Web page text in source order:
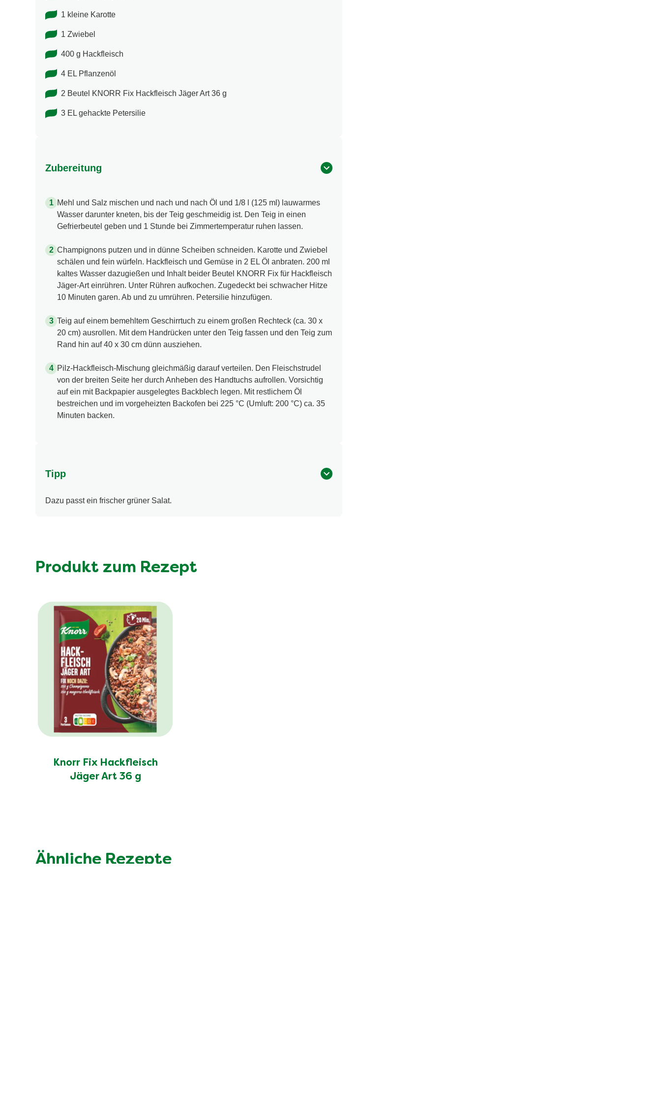
1 kleine Karotte
1 Zwiebel
400 g Hackfleisch
4 EL Pflanzenöl
2 Beutel KNORR Fix Hackfleisch Jäger Art 36 g
3 EL gehackte Petersilie
Zubereitung
Mehl und Salz mischen und nach und nach Öl und 1/8 l (125 ml) lauwarmes
Wasser darunter kneten, bis der Teig geschmeidig ist. Den Teig in einen
Gefrierbeutel geben und 1 Stunde bei Zimmertemperatur ruhen lassen.
Champignons putzen und in dünne Scheiben schneiden. Karotte und Zwiebel
schälen und fein würfeln. Hackfleisch und Gemüse in 2 EL Öl anbraten. 200 ml
kaltes Wasser dazugießen und Inhalt beider Beutel KNORR Fix für Hackfleisch
Jäger-Art einrühren. Unter Rühren aufkochen. Zugedeckt bei schwacher Hitze
10 Minuten garen. Ab und zu umrühren. Petersilie hinzufügen.
Teig auf einem bemehltem Geschirrtuch zu einem großen Rechteck (ca. 30 x
20 cm) ausrollen. Mit dem Handrücken unter den Teig fassen und den Teig zum
Rand hin auf 40 x 30 cm dünn ausziehen.
Pilz-Hackfleisch-Mischung gleichmäßig darauf verteilen. Den Fleischstrudel
von der breiten Seite her durch Anheben des Handtuchs aufrollen. Vorsichtig
auf ein mit Backpapier ausgelegtes Backblech legen. Mit restlichem Öl
bestreichen und im vorgeheizten Backofen bei 225 °C (Umluft: 200 °C) ca. 35
Minuten backen.
Tipp
Dazu passt ein frischer grüner Salat.
Produkt zum Rezept
Knorr Fix Hackfleisch
Jäger Art 36 g
Ähnliche Rezepte